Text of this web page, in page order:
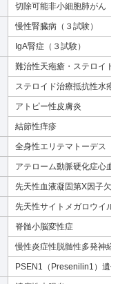
切除可能非小細胞肺がん
慢性腎臓病（３試験）
IgA腎症（３試験）
難治性天疱瘡・ステロイド
ステロイド治療抵抗性水
アトピー性皮膚炎
結節性痒疹
全身性エリテマトーデス
アテローム動脈硬化症心血
先天性血液凝固第X因子欠
先天性サイトメガロウイ
脊髄小脳変性症
慢性炎症性脱髄性多発神経
PSEN1（Presenilin1）遺